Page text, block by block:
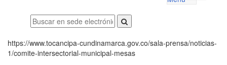
https://www.tocancipa-cundinamarca.gov.co/sala-prensa/noticias-
1/comite-intersectorial-municipal-mesas